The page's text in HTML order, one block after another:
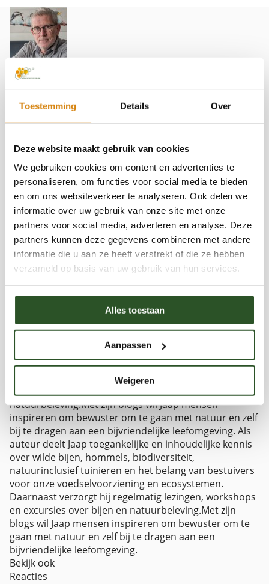
Toestemming Details Over
Deze website maakt gebruik van cookies
We gebruiken cookies om content en advertenties te
personaliseren, om functies voor social media te bieden
en om ons websiteverkeer te analyseren. Ook delen we
informatie over uw gebruik van onze site met onze
partners voor social media, adverteren en analyse. Deze
partners kunnen deze gegevens combineren met andere
informatie die u aan ze heeft verstrekt of die ze hebben
verzameld op basis van uw gebruik van hun services.
Alles toestaan
Aanpassen
Weigeren
Jaap Molenaar
278 artikelenBekijk profiel
website
Over Jaap MolenaarJaap Molenaar is directeur en
oprichter van de Bijenstichting en Bijen
actief betrokken bij de bescherming van wilde bijen,
hommels en biodiversiteit in Nederland. Vanuit zijn rol
binnen de Bijenstichting zet hij zich dagelijks in voor
natuureducatie, biodiversiteitsherstel en het vergroten
van bewustwording rondom bestuivers en hun
leefomgeving.Met een achtergrond in biologie,
plantenbiotechnologie en groenbeheer combineert
Jaap praktische natuurkennis met jarenlange ervaring
in educatie, onderzoek en organisatieontwikkeling.
Eerder vervulde hij leidinggevende functies binnen de
groensector, plantenveredeling en
laboratoriumonderzoek, waarbij natuurbeheer,
biodiversiteit en duurzame ontwikkeling centraal
stonden.Als auteur deelt Jaap toegankelijke en
inhoudelijke kennis over wilde bijen, hommels,
biodiversiteit, natuurinclusief tuinieren en het belang
van bestuivers voor onze voedselvoorziening en
ecosystemen. Daarnaast verzorgt hij regelmatig
lezingen, workshops en excursies over bijen en
natuurbeleving.Met zijn blogs wil Jaap mensen
inspireren om bewuster om te gaan met natuur en zelf
bij te dragen aan een bijvriendelijke leefomgeving. Als
auteur deelt Jaap toegankelijke en inhoudelijke kennis
over wilde bijen, hommels, biodiversiteit,
natuurinclusief tuinieren en het belang van bestuivers
voor onze voedselvoorziening en ecosystemen.
Daarnaast verzorgt hij regelmatig lezingen, workshops
en excursies over bijen en natuurbeleving.Met zijn
blogs wil Jaap mensen inspireren om bewuster om te
gaan met natuur en zelf bij te dragen aan een
bijvriendelijke leefomgeving.
Bekijk ook
Reacties